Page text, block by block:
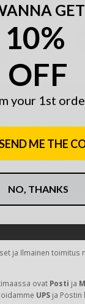
LAHJAKORTTI!
ja Ilmainen toimitus
ovat Posti ja
UPS ja Postin
GET
10%
OFF
your 1st
ME THE
NO, THANKS